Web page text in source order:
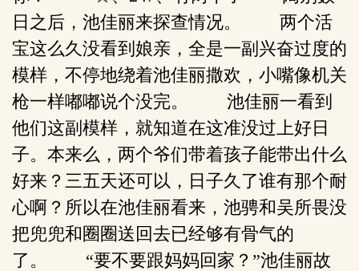
日之后，池佳丽来探查情况。 两个活
宝这么久没看到娘亲，全是一副兴奋过度的
模样，不停地绕着池佳丽撒欢，小嘴像机关
枪一样嘟嘟说个没完。 池佳丽一看到
他们这副模样，就知道在这准没过上好日
子。本来么，两个爷们带着孩子能带出什么
好来？三五天还可以，日子久了谁有那个耐
心啊？所以在池佳丽看来，池骋和吴所畏没
把兜兜和圈圈送回去已经够有骨气的
了。 “要不要跟妈妈回家？”池佳丽故